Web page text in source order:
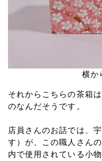
横か
それからこちらの茶箱
のなんだそうです。
店員さんのお話では、
す）が、この職人さん
内で使用されている小